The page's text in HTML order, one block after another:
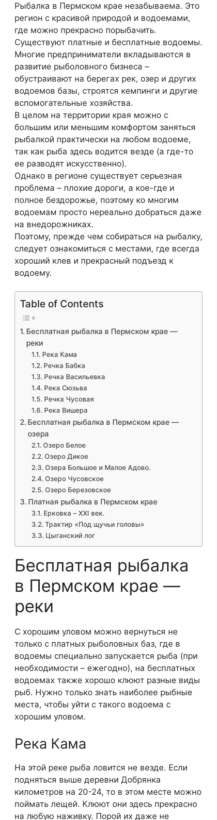
Рыбалка в Пермском крае незабываема. Это
регион с красивой природой и водоемами,
где можно прекрасно порыбачить.
Существуют платные и бесплатные водоемы.
Многие предприниматели вкладываются в
развитие рыболовного бизнеса –
обустраивают на берегах рек, озер и других
водоемов базы, строятся кемпинги и другие
вспомогательные хозяйства.
В целом на территории края можно с
большим или меньшим комфортом заняться
рыбалкой практически на любом водоеме,
так как рыба здесь водится везде (а где-то
ее разводят искусственно).
Однако в регионе существует серьезная
проблема – плохие дороги, а кое-где и
полное бездорожье, поэтому ко многим
водоемам просто нереально добраться даже
на внедорожниках.
Поэтому, прежде чем собираться на рыбалку,
следует ознакомиться с местами, где всегда
хороший клев и прекрасный подъезд к
водоему.
Table of Contents
Бесплатная рыбалка в Пермском крае —
реки
Река Кама
Речка Бабка
Речка Васильевка
Река Сюзьва
Речка Чусовая
Река Вишера
Бесплатная рыбалка в Пермском крае —
озера
Озеро Белое
Озеро Дикое
Озера Большое и Малое Адово.
Озеро Чусовское
Озеро Березовское
Платная рыбалка в Пермском крае
Ерковка – XXI век.
Трактир «Под щучьи головы»
Цыганский лог
Бесплатная рыбалка
в Пермском крае —
реки
С хорошим уловом можно вернуться не
только с платных рыболовных баз, где в
водоемы специально запускается рыба (при
необходимости – ежегодно), на бесплатных
водоемах также хорошо клюют разные виды
рыб. Нужно только знать наиболее рыбные
места, чтобы уйти с такого водоема с
хорошим уловом.
Река Кама
На этой реке рыба ловится не везде. Если
подняться выше деревни Добрянка
километров на 20-24, то в этом месте можно
поймать лещей. Клюют они здесь прекрасно
на любую наживку. Порой их даже не